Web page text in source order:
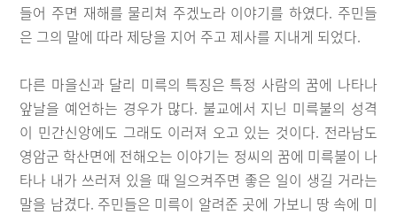
들어 주면 재해를 물리쳐 주겠노라 이야기를 하였다. 주민들
은 그의 말에 따라 제당을 지어 주고 제사를 지내게 되었다.
다른 마을신과 달리 미륵의 특징은 특정 사람의 꿈에 나타나
앞날을 예언하는 경우가 많다. 불교에서 지닌 미륵불의 성격
이 민간신앙에도 그래도 이러져 오고 있는 것이다. 전라남도
영암군 학산면에 전해오는 이야기는 정씨의 꿈에 미륵불이 나
타나 내가 쓰러져 있을 때 일으켜주면 좋은 일이 생길 거라는
말을 남겼다. 주민들은 미륵이 알려준 곳에 가보니 땅 속에 미